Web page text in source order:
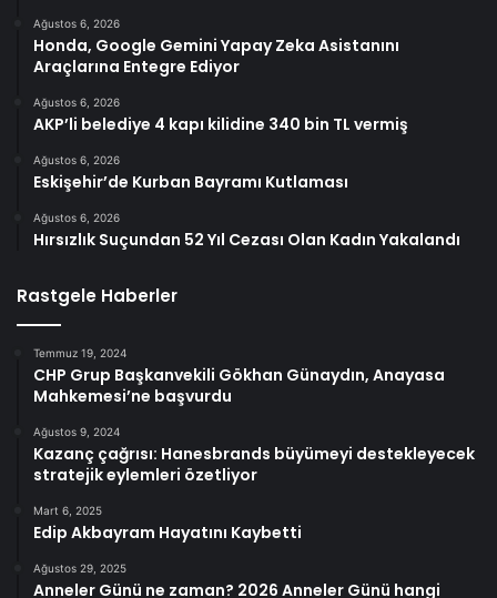
Ağustos 6, 2026
Honda, Google Gemini Yapay Zeka Asistanını
Araçlarına Entegre Ediyor
Ağustos 6, 2026
AKP’li belediye 4 kapı kilidine 340 bin TL vermiş
Ağustos 6, 2026
Eskişehir’de Kurban Bayramı Kutlaması
Ağustos 6, 2026
Hırsızlık Suçundan 52 Yıl Cezası Olan Kadın Yakalandı
Rastgele Haberler
Temmuz 19, 2024
CHP Grup Başkanvekili Gökhan Günaydın, Anayasa
Mahkemesi’ne başvurdu
Ağustos 9, 2024
Kazanç çağrısı: Hanesbrands büyümeyi destekleyecek
stratejik eylemleri özetliyor
Mart 6, 2025
Edip Akbayram Hayatını Kaybetti
Ağustos 29, 2025
Anneler Günü ne zaman? 2026 Anneler Günü hangi